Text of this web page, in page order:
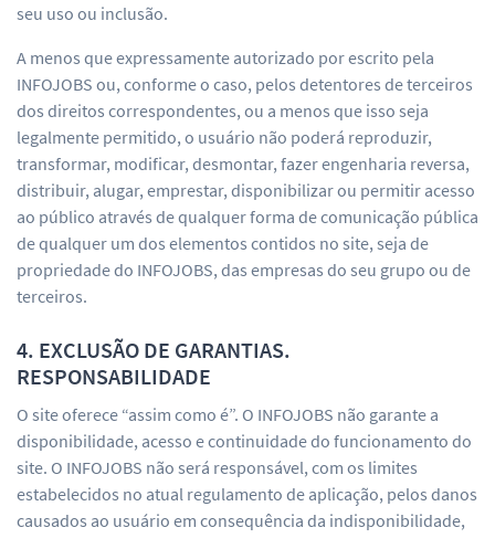
seu uso ou inclusão.
A menos que expressamente autorizado por escrito pela
INFOJOBS ou, conforme o caso, pelos detentores de terceiros
dos direitos correspondentes, ou a menos que isso seja
legalmente permitido, o usuário não poderá reproduzir,
transformar, modificar, desmontar, fazer engenharia reversa,
distribuir, alugar, emprestar, disponibilizar ou permitir acesso
ao público através de qualquer forma de comunicação pública
de qualquer um dos elementos contidos no site, seja de
propriedade do INFOJOBS, das empresas do seu grupo ou de
terceiros.
4. EXCLUSÃO DE GARANTIAS.
RESPONSABILIDADE
O site oferece “assim como é”. O INFOJOBS não garante a
disponibilidade, acesso e continuidade do funcionamento do
site. O INFOJOBS não será responsável, com os limites
estabelecidos no atual regulamento de aplicação, pelos danos
causados ao usuário em consequência da indisponibilidade,